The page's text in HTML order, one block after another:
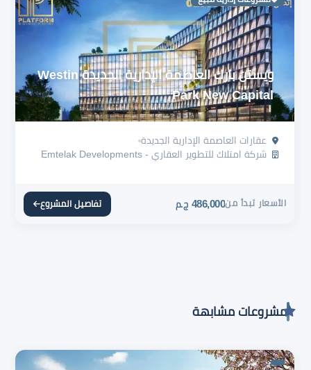
ويستن بارك العاصمة الإدارية الجديدة Westin
Park New Capital
عقارات العاصمة الإدارية الجديدة
شركة امتلاك للتطوير العقاري - Emtelak Developments
الأسعار تبدأ من486,000 ج.م تفاصيل المشروع
مشروعات مشابهة